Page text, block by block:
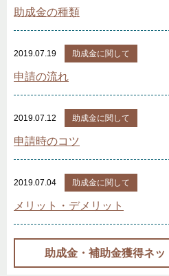
助成金の種類
2019.07.19 助成金に関して
申請の流れ
2019.07.12 助成金に関して
申請時のコツ
2019.07.04 助成金に関して
メリット・デメリット
助成金・補助金獲得ネ